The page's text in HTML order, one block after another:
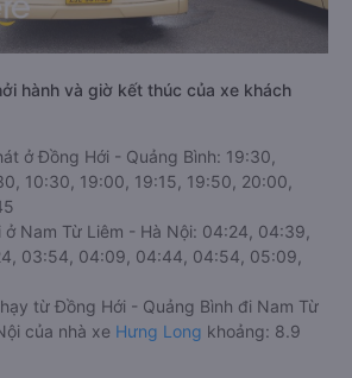
hành và giờ kết thúc của xe khách
ở Đồng Hới - Quảng Bình: 19:30,
10:30, 19:00, 19:15, 19:50, 20:00,
ở Nam Từ Liêm - Hà Nội: 04:24, 04:39,
03:54, 04:09, 04:44, 04:54, 05:09,
từ Đồng Hới - Quảng Bình đi Nam Từ
của nhà xe Hưng Long khoảng: 8.9